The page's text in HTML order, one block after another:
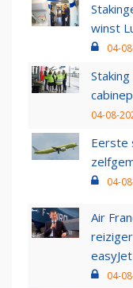
winst
04-
04-08-
Eerste
04-
Air
easyJet
04-